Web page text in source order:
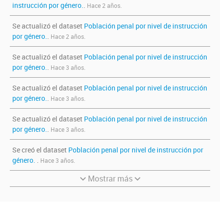
instrucción por género.. Hace 2 años.
Se actualizó el dataset Población penal por nivel de instrucción
por género.. Hace 2 años.
Se actualizó el dataset Población penal por nivel de instrucción
por género.. Hace 3 años.
Se actualizó el dataset Población penal por nivel de instrucción
por género.. Hace 3 años.
Se actualizó el dataset Población penal por nivel de instrucción
por género.. Hace 3 años.
Se creó el dataset Población penal por nivel de instrucción por
género. . Hace 3 años.
Mostrar más